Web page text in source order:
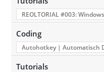
Coding
Tutorials